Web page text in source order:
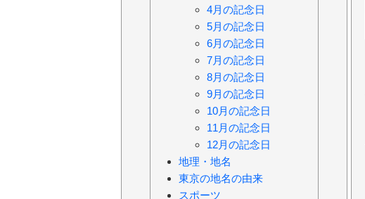
4月の記念日
5月の記念日
6月の記念日
7月の記念日
8月の記念日
9月の記念日
10月の記念日
11月の記念日
12月の記念日
地理・地名
東京の地名の由来
スポーツ